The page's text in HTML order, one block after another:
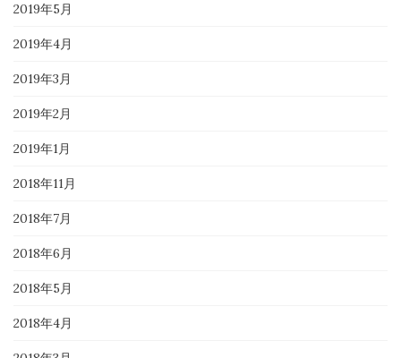
2019年5月
2019年4月
2019年3月
2019年2月
2019年1月
2018年11月
2018年7月
2018年6月
2018年5月
2018年4月